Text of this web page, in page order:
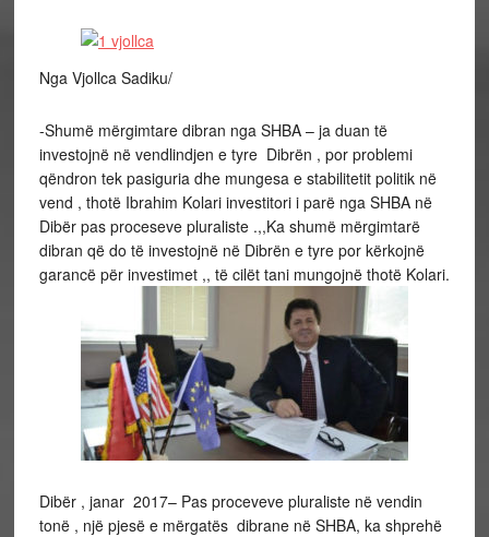
Nga Vjollca Sadiku/
-Shumë mërgimtare dibran nga SHBA – ja duan të
investojnë në vendlindjen e tyre Dibrën , por problemi
qëndron tek pasiguria dhe mungesa e stabilitetit politik në
vend , thotë Ibrahim Kolari investitori i parë nga SHBA në
Dibër pas proceseve pluraliste .,,Ka shumë mërgimtarë
dibran që do të investojnë në Dibrën e tyre por kërkojnë
garancë për investimet ,, të cilët tani mungojnë thotë Kolari.
Dibër , janar 2017– Pas proceveve pluraliste në vendin
tonë , një pjesë e mërgatës dibrane në SHBA, ka shprehë